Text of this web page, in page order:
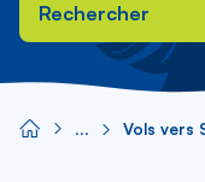
Rechercher
Vols vers